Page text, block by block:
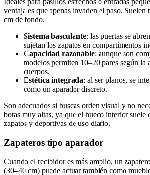
Ideales para pasillos estrechos o entradas
ventaja es que apenas invaden el paso. Suelen
cm de fondo.
Sistema basculante: las puertas se
sujetan los zapatos en compartimentos
Capacidad razonable: aunque son
modelos permiten 10–20 pares según la
cuerpos.
Estética integrada: al ser planos, se
como un aparador discreto.
Son adecuados si buscas orden visual y no
botas muy altas, ya que el hueco interior suele
zapatos y deportivas de uso diario.
Zapateros tipo aparador
Cuando el recibidor es más amplio, un
(30–40 cm) puede actuar también como